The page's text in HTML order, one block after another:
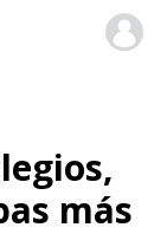
colegios
más